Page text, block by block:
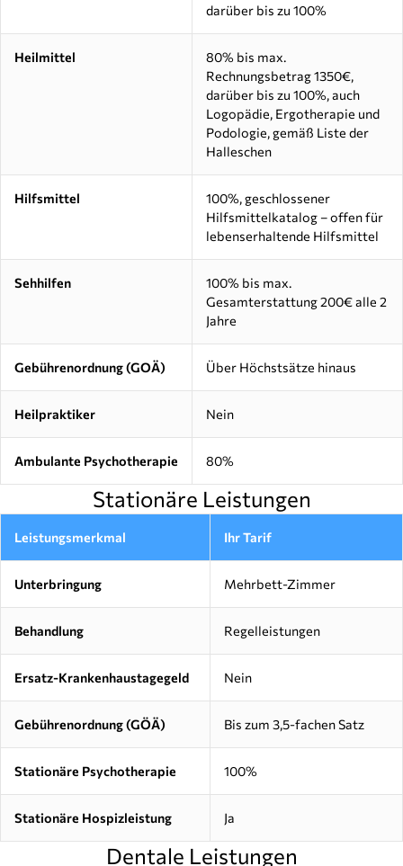
darüber bis zu 100%
Heilmittel
80% bis max.
Rechnungsbetrag 1350€,
darüber bis zu 100%, auch
Logopädie, Ergotherapie und
Podologie, gemäß Liste der
Halleschen
Hilfsmittel
100%, geschlossener
Hilfsmittelkatalog – offen für
lebenserhaltende Hilfsmittel
Sehhilfen
100% bis max.
Gesamterstattung 200€ alle 2
Jahre
Gebührenordnung (GOÄ) Über Höchstsätze hinaus
Heilpraktiker Nein
Ambulante Psychotherapie 80%
Stationäre Leistungen
Leistungsmerkmal Ihr Tarif
Unterbringung Mehrbett-Zimmer
Behandlung Regelleistungen
Ersatz-Krankenhaustagegeld Nein
Gebührenordnung (GÖÄ) Bis zum 3,5-fachen Satz
Stationäre Psychotherapie 100%
Stationäre Hospizleistung Ja
Dentale Leistungen